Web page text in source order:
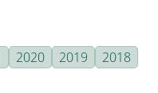
2020 2019
2018